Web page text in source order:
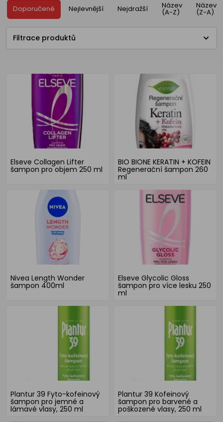
Doporučené Nejlevnější Nejdražší Název
(A-Z)
Název
(Z-A)
Filtrace produktů
Elseve Collagen Lifter
šampon pro objem 250 ml
BIO BIONE KERATIN + KOFEIN
Regenerační šampon 260
ml
Nivea Length Wonder
šampon 400ml
Elseve Glycolic Gloss
šampon pro více lesku 250
ml
Plantur 39 Fyto-kofeinový
šampon pro jemné a
lámavé vlasy, 250 ml
Plantur 39 Kofeinový
šampon pro barvené a
poškozené vlasy, 250 ml